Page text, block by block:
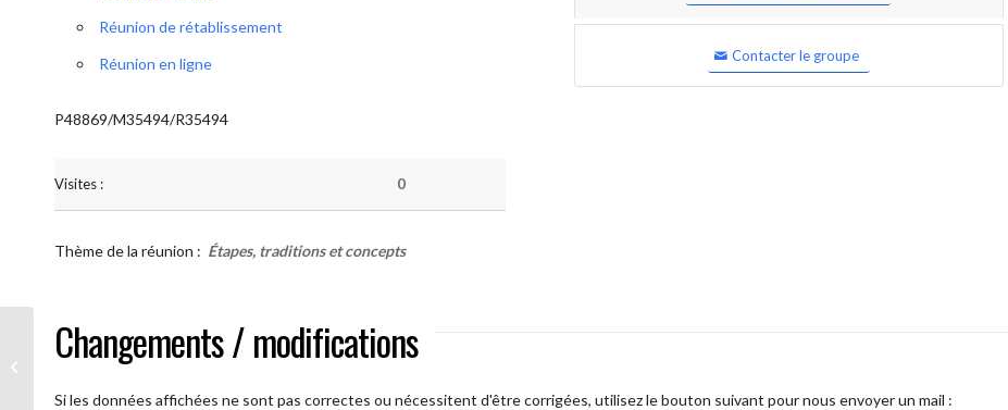
Réunion de rétablissement
Réunion en ligne
P48869/M35494/R35494
Visites : 0
Contacter le groupe
Thème de la réunion : Étapes, traditions et concepts
Changements / modifications
Si les données affichées ne sont pas correctes ou nécessitent d'être corrigées, utilisez le bouton suivant pour nous envoyer un mail :
AA Humilité ( Atelier: “Étapes,